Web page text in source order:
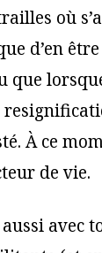
où
d’en
À ce
de vie.
avec